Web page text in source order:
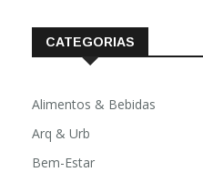
CATEGORIAS
Alimentos & Bebidas
Arq & Urb
Bem-Estar